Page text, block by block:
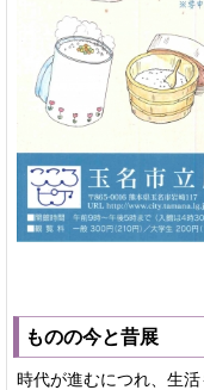
ものの今と昔展
時代が進むにつれ、生活